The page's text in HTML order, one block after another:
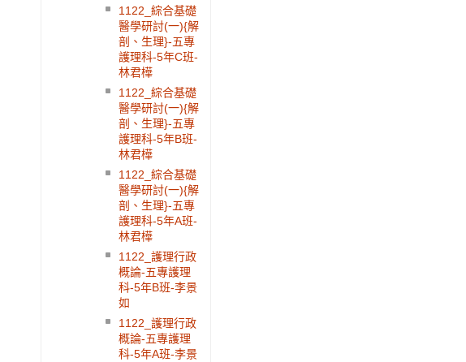
1122_綜合基礎
醫學研討(一){解
剖、生理}-五專
護理科-5年C班-
林君樺
1122_綜合基礎
醫學研討(一){解
剖、生理}-五專
護理科-5年B班-
林君樺
1122_綜合基礎
醫學研討(一){解
剖、生理}-五專
護理科-5年A班-
林君樺
1122_護理行政
概論-五專護理
科-5年B班-李景
如
1122_護理行政
概論-五專護理
科-5年A班-李景